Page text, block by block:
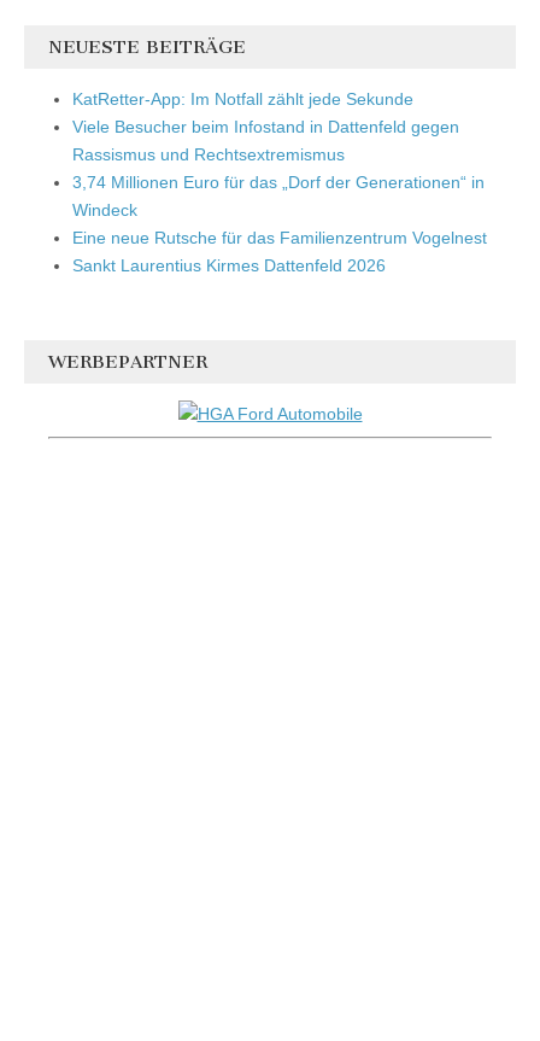
NEUESTE BEITRÄGE
KatRetter-App: Im Notfall zählt jede Sekunde
Viele Besucher beim Infostand in Dattenfeld gegen
Rassismus und Rechtsextremismus
3,74 Millionen Euro für das „Dorf der Generationen“ in
Windeck
Eine neue Rutsche für das Familienzentrum Vogelnest
Sankt Laurentius Kirmes Dattenfeld 2026
WERBEPARTNER